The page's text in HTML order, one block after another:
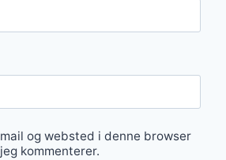
og websted i denne browser
kommenterer.